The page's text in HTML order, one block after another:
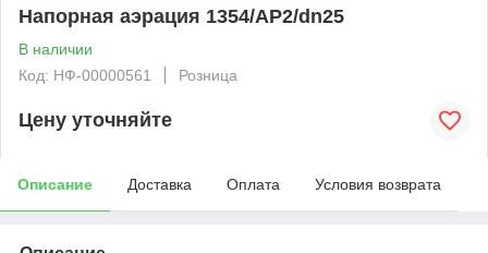
Напорная аэрация 1354/AP2/dn25
В наличии
Код: НФ-00000561
Розница
Цену уточняйте
Описание Доставка Оплата Условия возврата